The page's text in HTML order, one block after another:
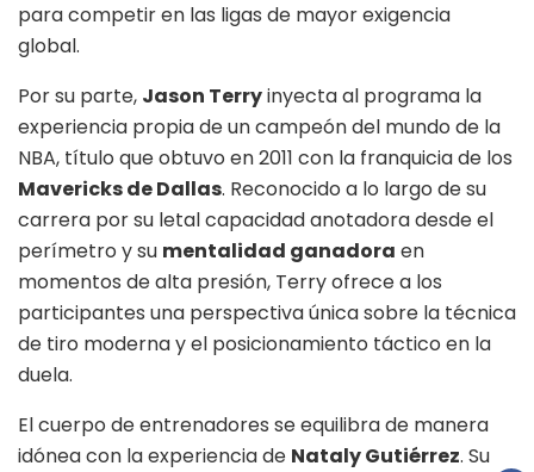
para competir en las ligas de mayor exigencia
global.
Por su parte, Jason Terryinyecta al programa la
experiencia propia de un campeón del mundo de la
NBA, título que obtuvo en 2011 con la franquicia de los
Mavericks de Dallas. Reconocido a lo largo de su
carrera por su letal capacidad anotadora desde el
perímetro y su mentalidad ganadora en
momentos de alta presión, Terry ofrece a los
participantes una perspectiva única sobre la técnica
de tiro moderna y el posicionamiento táctico en la
duela.
El cuerpo de entrenadores se equilibra de manera
idónea con la experiencia de Nataly Gutiérrez. Su